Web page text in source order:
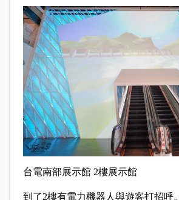
台電南部展示館 2樓展示館
到了2樓有電力機器人與遊客打招呼。